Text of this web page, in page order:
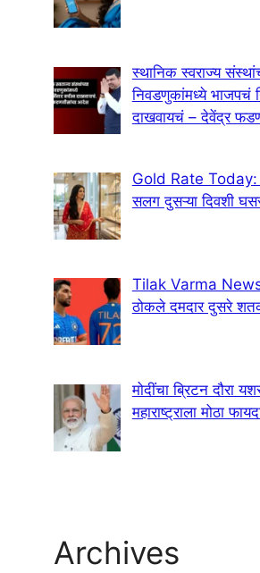
स्थानिक स्वराज्य
निवडणुकांमध्ये भाजपचं
दाखवायचं – देवेंद्र
Gold Rate Today:
सलग दुसऱ्या दिवशी
Tilak Varma
ठोकले दमदार दुसरे
मोदींचा ब्रिटन दौरा
महाराष्ट्राला मोठा
Archives